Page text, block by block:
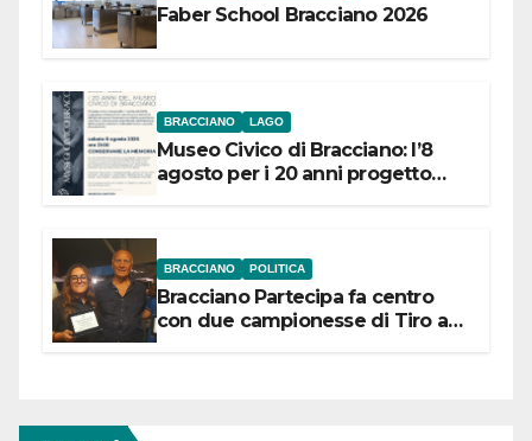
Faber School Bracciano 2026
BRACCIANO LAGO
Museo Civico di Bracciano: l’8
agosto per i 20 anni progetto
BRACCIANO POLITICA
Bracciano Partecipa fa centro
con due campionesse di Tiro a